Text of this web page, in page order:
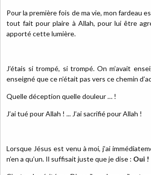
Pour la première fois de ma vie, mon fardeau
tout fait pour plaire à Allah, pour lui être
apporté cette lumière.
J’étais si trompé, si trompé. On m’avait
enseigné que ce n’était pas vers ce chemin
Quelle déception quelle douleur … !
J’ai tué pour Allah ! ... J’ai sacrifié pour Allah !
Lorsque Jésus est venu à moi, j’ai
n’en a qu’un. Il suffisait juste que je dise : Oui !